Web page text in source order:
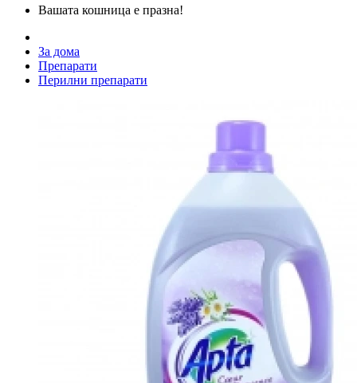
Вашата кошница е празна!
За дома
Препарати
Перилни препарати